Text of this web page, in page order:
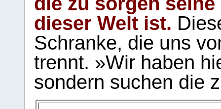
dieser Welt ist.
Schranke, die uns
trennt. »Wir haben
sondern suchen die